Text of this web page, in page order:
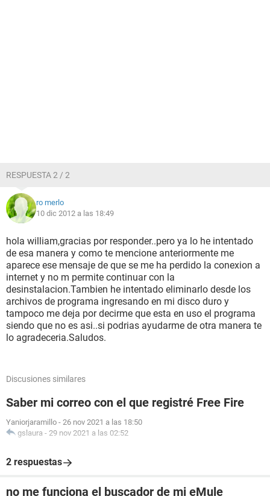
RESPUESTA 2 / 2
ro merlo
10 dic 2012 a las 18:49
hola william,gracias por responder..pero ya lo he intentado
de esa manera y como te mencione anteriormente me
aparece ese mensaje de que se me ha perdido la conexion a
internet y no m permite continuar con la
desinstalacion.Tambien he intentado eliminarlo desde los
archivos de programa ingresando en mi disco duro y
tampoco me deja por decirme que esta en uso el programa
siendo que no es asi..si podrias ayudarme de otra manera te
lo agradeceria.Saludos.
Discusiones similares
Saber mi correo con el que registré Free Fire
Yaniorjaramillo - 26 nov 2021 a las 18:50
gslaura - 29 nov 2021 a las 02:52
2 respuestas
no me funciona el buscador de mi eMule